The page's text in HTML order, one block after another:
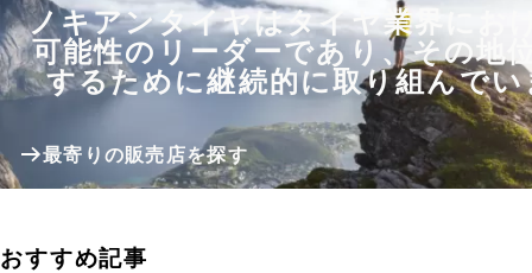
ノキアンタイヤはタイヤ業界にお
可能性のリーダーであり、その地
するために継続的に取り組んでい
最寄りの販売店を探す
おすすめ記事